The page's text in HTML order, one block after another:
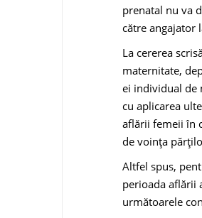
prenatal nu va
către angajator
La cererea
maternitate,
ei individual de
cu aplicarea
aflării femeii în
de voința
Altfel spus,
perioada aflării
următoarele